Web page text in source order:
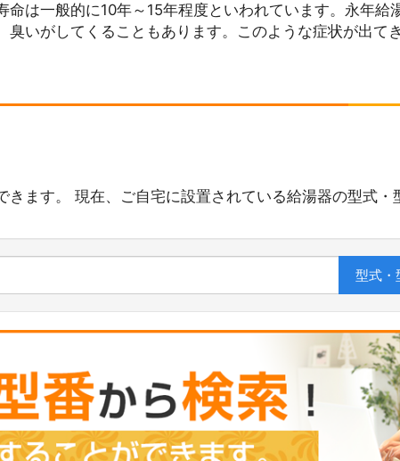
は一般的に10年～15年程度といわれています。永年給
いがしてくることもあります。このような症状が出て
ます。 現在、ご自宅に設置されている給湯器の型式・
型式・